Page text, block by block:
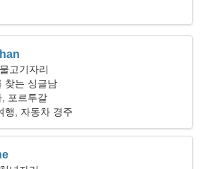
고기자리
찾는 싱글남
, 포르투갈
행, 자동차 경주